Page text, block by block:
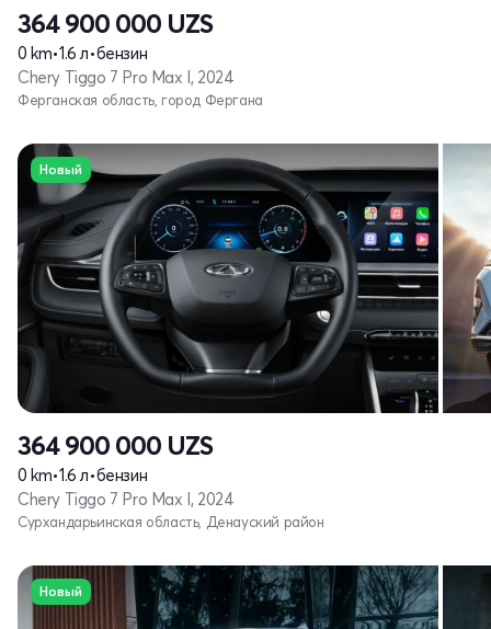
364 900 000 UZS
0 km•1.6 л•бензин
Chery Tiggo 7 Pro Max I, 2024
Ферганская область, город Фергана
Новый
364 900 000 UZS
0 km•1.6 л•бензин
Chery Tiggo 7 Pro Max I, 2024
Сурхандарьинская область, Денауский район
Новый